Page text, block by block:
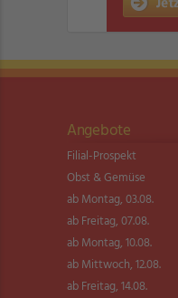
Angebote
Filial-Prospekt
Obst & Gemüse
ab Montag, 03.08.
ab Freitag, 07.08.
ab Montag, 10.08.
ab Mittwoch, 12.08.
ab Freitag, 14.08.